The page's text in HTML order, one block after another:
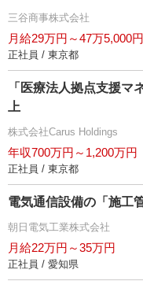
三谷商事株式会社
月給29万円～47万5,000円
正社員 / 東京都
「医療法人拠点支援マ
上
株式会社Carus Holdings
年収700万円～1,200万円
正社員 / 東京都
電気通信設備の「施工
朝日電気工業株式会社
月給22万円～35万円
正社員 / 愛知県